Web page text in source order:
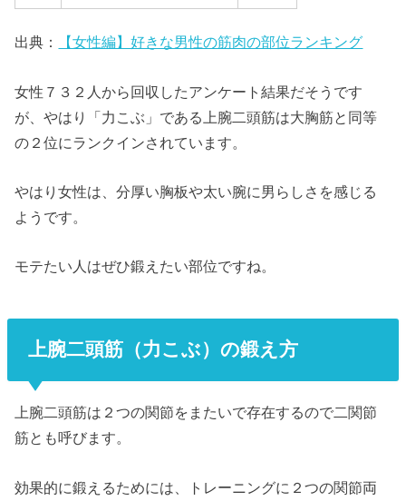
出典： 【女性編】好きな男性の筋肉の部位ランキング
女性７３２人から回収したアンケート結果だそうです
が、やはり「力こぶ」である上腕二頭筋は大胸筋と同等
の２位にランクインされています。
やはり女性は、分厚い胸板や太い腕に男らしさを感じる
ようです。
モテたい人はぜひ鍛えたい部位ですね。
上腕二頭筋（力こぶ）の鍛え方
上腕二頭筋は２つの関節をまたいで存在するので二関節
筋とも呼びます。
効果的に鍛えるためには、トレーニングに２つの関節両